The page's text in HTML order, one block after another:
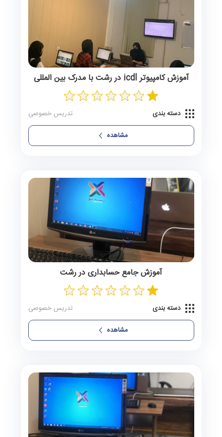
آموزش کامپیوتر icdl در رشت با مدرک بین المللی
دسته بندی
تدریس خصوصی
مشاهده
آموزش جامع حسابداری در رشت
دسته بندی
تدریس خصوصی
مشاهده